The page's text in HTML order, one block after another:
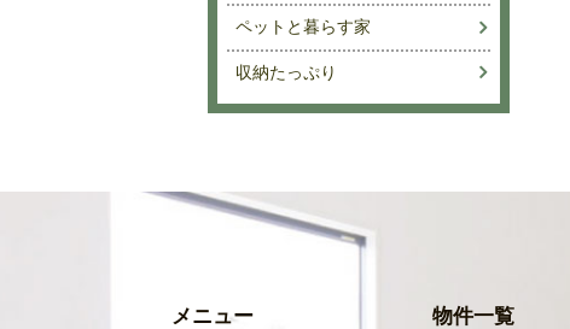
ペットと暮らす家
収納たっぷり
メニュー 物件一覧